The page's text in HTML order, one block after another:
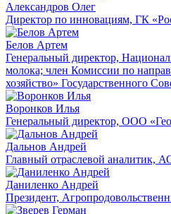
Александров Олег
Директор по инновациям, ГК
Белов Артем
Генеральный директор,
молока; член Комиссии по
хозяйство» Государственного
Воронков Илья
Генеральный директор, ООО
Дальнов Андрей
Главный отраслевой аналитик,
Даниленко Андрей
Президент,